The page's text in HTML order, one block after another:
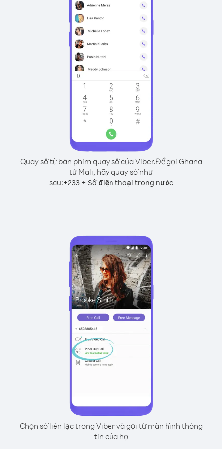
Quay số từ bàn phím quay số của Viber.Để gọi Ghana
từ Mali, hãy quay số như
sau:+233+ Số điện thoại trong nước
Chọn số liên lạc trong Viber và gọi từ màn hình thông
tin của họ